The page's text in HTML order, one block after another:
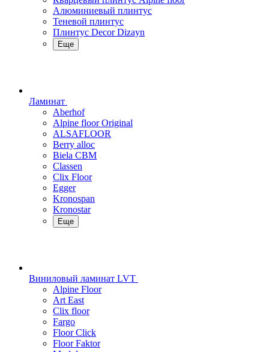
Алюминиевый плинтус
Теневой плинтус
Плинтус Decor Dizayn
Еще
Ламинат
Aberhof
Alpine floor Original
ALSAFLOOR
Berry alloc
Biela CBM
Classen
Clix Floor
Egger
Kronospan
Kronostar
Еще
Виниловый ламинат LVT
Alpine Floor
Art East
Clix floor
Fargo
Floor Click
Floor Faktor